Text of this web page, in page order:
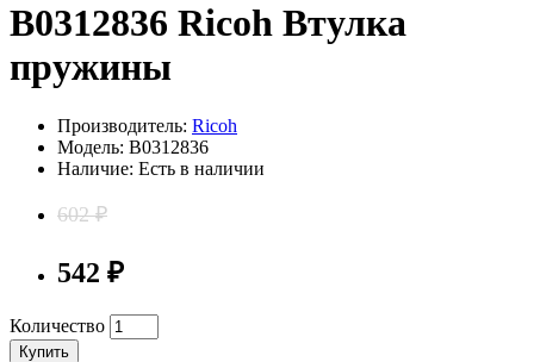
B0312836 Ricoh Втулка
пружины
Производитель: Ricoh
Модель: B0312836
Наличие: Есть в наличии
602 ₽
542 ₽
Количество
Купить